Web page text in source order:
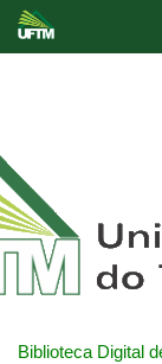
Biblioteca Digital